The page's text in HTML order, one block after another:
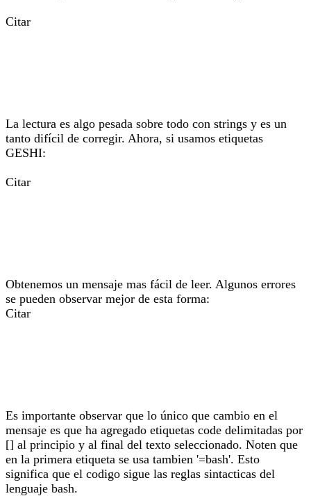
Citar
La lectura es algo pesada sobre todo con strings y es un
tanto difícil de corregir. Ahora, si usamos etiquetas
GESHI:
Citar
Obtenemos un mensaje mas fácil de leer. Algunos errores
se pueden observar mejor de esta forma:
Citar
Es importante observar que lo único que cambio en el
mensaje es que ha agregado etiquetas code delimitadas por
[] al principio y al final del texto seleccionado. Noten que
en la primera etiqueta se usa tambien '=bash'. Esto
significa que el codigo sigue las reglas sintacticas del
lenguaje bash.